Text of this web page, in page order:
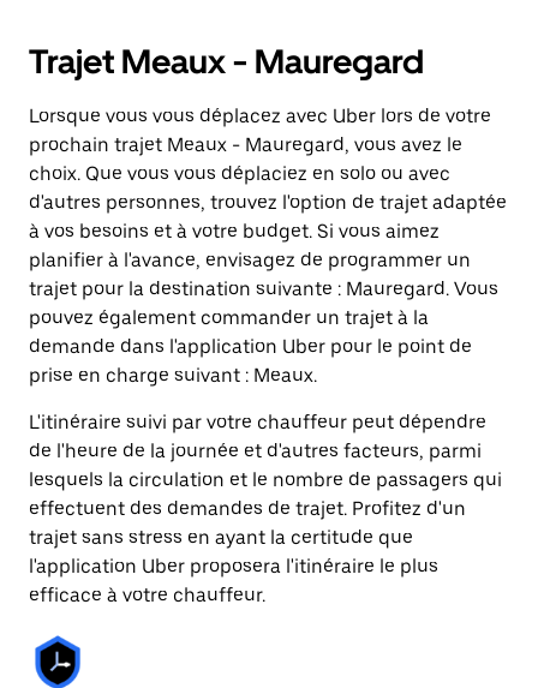
Trajet Meaux - Mauregard
Lorsque vous vous déplacez avec Uber lors de votre
prochain trajet Meaux - Mauregard, vous avez le
choix. Que vous vous déplaciez en solo ou avec
d'autres personnes, trouvez l'option de trajet adaptée
à vos besoins et à votre budget. Si vous aimez
planifier à l'avance, envisagez de programmer un
trajet pour la destination suivante : Mauregard. Vous
pouvez également commander un trajet à la
demande dans l'application Uber pour le point de
prise en charge suivant : Meaux.
L'itinéraire suivi par votre chauffeur peut dépendre
de l'heure de la journée et d'autres facteurs, parmi
lesquels la circulation et le nombre de passagers qui
effectuent des demandes de trajet. Profitez d'un
trajet sans stress en ayant la certitude que
l'application Uber proposera l'itinéraire le plus
efficace à votre chauffeur.